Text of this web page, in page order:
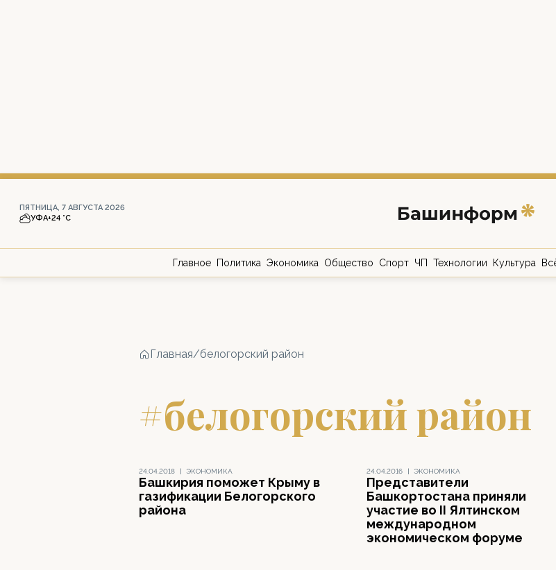
ПЯТНИЦА, 7 АВГУСТА 2026
УФА+24 °С
Главное Политика Экономика Общество Спорт ЧП Технологии Культура
Главная/белогорский район
#белогорский район
24.04.2018 | ЭКОНОМИКА
Башкирия поможет Крыму в
газификации Белогорского
района
24.04.2016 | ЭКОНОМИКА
Представители
Башкортостана приняли
участие во II Ялтинском
международном
экономическом форуме